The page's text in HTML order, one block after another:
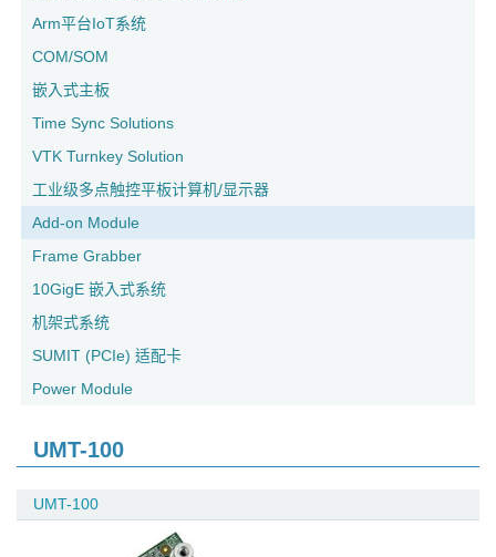
Arm平台IoT系统
COM/SOM
嵌入式主板
Time Sync Solutions
VTK Turnkey Solution
工业级多点触控平板计算机/显示器
Add-on Module
Frame Grabber
10GigE 嵌入式系统
机架式系统
SUMIT (PCIe) 适配卡
Power Module
UMT-100
UMT-100